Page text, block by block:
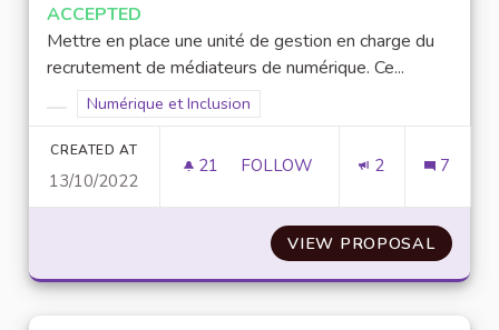
ACCEPTED
Mettre en place une unité de gestion en charge du
recrutement de médiateurs de numérique. Ce...
Filter results for category:
Filter results for scope: Numérique et Inclusion
Numérique et Inclusion
CREATED AT
13/10/2022
21 21 FOLLOWERS
FOLLOW 2 7
VIEW PROPOSAL